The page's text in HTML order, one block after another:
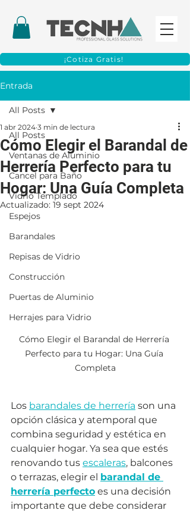
¡Cotiza Gratis!
Entrada
All Posts
Ventanas de Aluminio
Cancel para Baño
Vidrio Templado
Espejos
Barandales
Repisas de Vidrio
Construcción
Puertas de Aluminio
Herrajes para Vidrio
All Posts
Cómo Elegir el Barandal de
Herrería Perfecto para tu
Hogar: Una Guía Completa
1 abr 2024 3 min de lectura
Actualizado: 19 sept 2024
Cómo Elegir el Barandal de Herrería
Perfecto para tu Hogar: Una Guía
Completa
Los barandales de herrería son una
opción clásica y atemporal que
combina seguridad y estética en
cualquier hogar. Ya sea que estés
renovando tus escaleras, balcones
o terrazas, elegir el barandal de
herrería perfecto es una decisión
importante que debe considerar